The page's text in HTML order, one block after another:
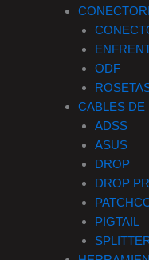
ODF
CABLES DE
ADSS
ASUS
DROP
DROP
PIGTAIL